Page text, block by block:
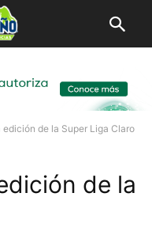
edición de la Super Liga Claro
de la